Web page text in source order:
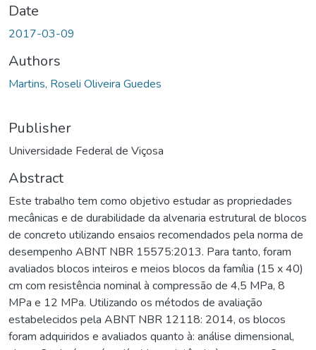
Date
2017-03-09
Authors
Martins, Roseli Oliveira Guedes
Publisher
Universidade Federal de Viçosa
Abstract
Este trabalho tem como objetivo estudar as propriedades
mecânicas e de durabilidade da alvenaria estrutural de blocos
de concreto utilizando ensaios recomendados pela norma de
desempenho ABNT NBR 15575:2013. Para tanto, foram
avaliados blocos inteiros e meios blocos da família (15 x 40)
cm com resistência nominal à compressão de 4,5 MPa, 8
MPa e 12 MPa. Utilizando os métodos de avaliação
estabelecidos pela ABNT NBR 12118: 2014, os blocos
foram adquiridos e avaliados quanto à: análise dimensional,